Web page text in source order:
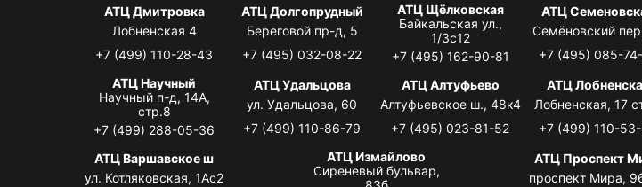
АТЦ Дмитровка
Лобненская 4
+7 (499) 110-28-43
АТЦ Долгопрудный
Береговой пр-д, 5
+7 (495) 032-08-22
АТЦ Щёлковская
Байкальская ул.,
1/3с12
+7 (495) 162-90-81
АТЦ
Семёновский
+7 (495) 085-
АТЦ Научный
Научный п-д, 14А,
стр.8
+7 (499) 288-05-36
АТЦ Удальцова
ул. Удальцова, 60
+7 (499) 110-86-79
АТЦ Алтуфьево
Алтуфьевское ш., 48к4
+7 (495) 023-81-52
АТЦ
Лобненская, 17
+7 (499) 110-
АТЦ Варшавское ш
ул. Котляковская, 1Ас2
АТЦ Измайлово
Сиреневый бульвар,
АТЦ Проспект
проспект Мира,